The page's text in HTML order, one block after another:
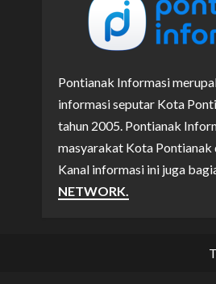
Pontianak Informasi
informasi seputar Kota
tahun 2005. Pontianak
masyarakat Kota Pontianak
Kanal informasi ini juga
NETWORK.